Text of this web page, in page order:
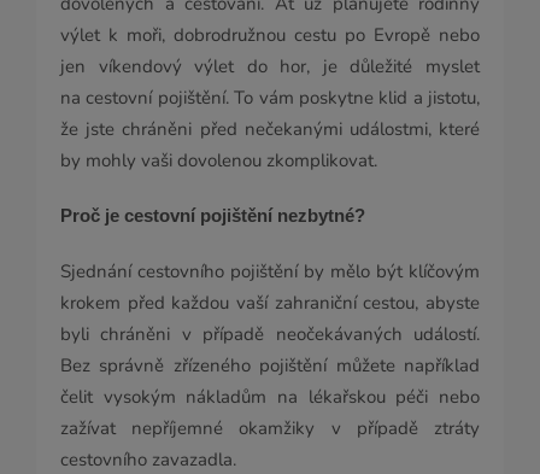
výlet k moři, dobrodružnou cestu po Evropě nebo
jen víkendový výlet do hor, je důležité myslet
na cestovní pojištění. To vám poskytne klid a jistotu,
že jste chráněni před nečekanými událostmi, které
by mohly vaši dovolenou zkomplikovat.
Proč je cestovní pojištění nezbytné?
Sjednání cestovního pojištění by mělo být klíčovým
krokem před každou vaší zahraniční cestou, abyste
byli chráněni v případě neočekávaných událostí.
Bez správně zřízeného pojištění můžete například
čelit vysokým nákladům na lékařskou péči nebo
zažívat nepříjemné okamžiky v případě ztráty
cestovního zavazadla.